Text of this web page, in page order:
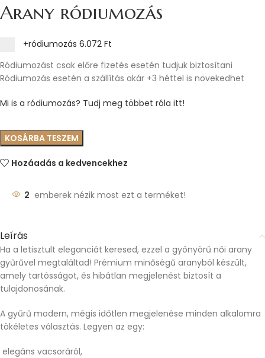
Arany ródiumozás
+ródiumozás 6.072 Ft
Ródiumozást csak előre fizetés esetén tudjuk biztosítani
Ródiumozás esetén a szállítás akár +3 héttel is növekedhet
Mi is a ródiumozás? Tudj meg többet róla itt!
KOSÁRBA TESZEM
Hozáadás a kedvencekhez
2 emberek nézik most ezt a terméket!
Leírás
Ha a letisztult eleganciát keresed, ezzel a gyönyörű női arany
gyűrűvel megtaláltad! Prémium minőségű aranyból készült,
amely tartósságot, és hibátlan megjelenést biztosít a
tulajdonosának.
A gyűrű modern, mégis időtlen megjelenése minden alkalomra
tökéletes választás. Legyen az egy:
elegáns vacsoráról,